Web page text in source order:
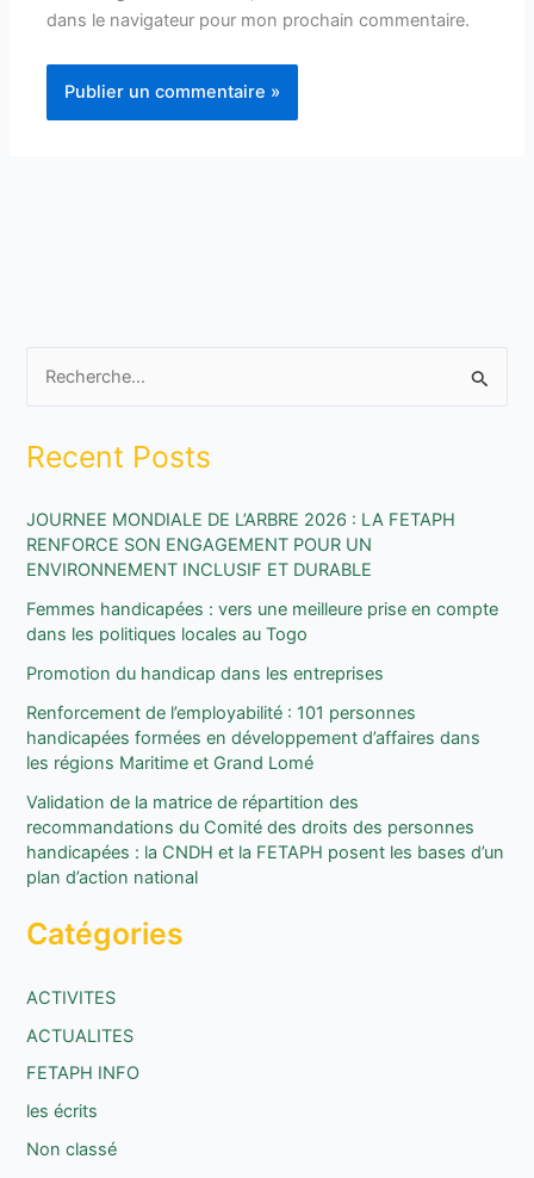
dans le navigateur pour mon prochain commentaire.
c
e
r
h
:
Recent Posts
JOURNEE MONDIALE DE L’ARBRE 2026 : LA FETAPH
RENFORCE SON ENGAGEMENT POUR UN
ENVIRONNEMENT INCLUSIF ET DURABLE
Femmes handicapées : vers une meilleure prise en compte
dans les politiques locales au Togo
Promotion du handicap dans les entreprises
Renforcement de l’employabilité : 101 personnes
handicapées formées en développement d’affaires dans
les régions Maritime et Grand Lomé
Validation de la matrice de répartition des
recommandations du Comité des droits des personnes
handicapées : la CNDH et la FETAPH posent les bases d’un
plan d’action national
Catégories
ACTIVITES
ACTUALITES
FETAPH INFO
les écrits
Non classé